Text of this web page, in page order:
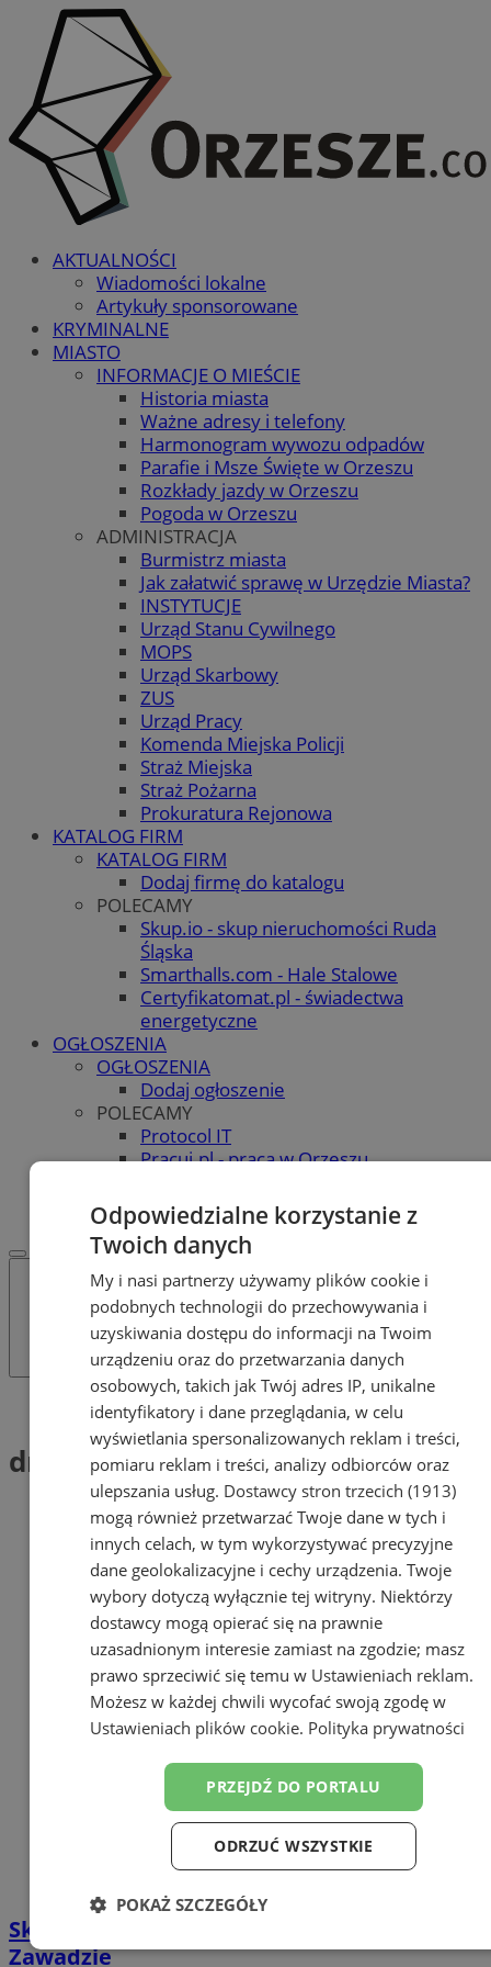
AKTUALNOŚCI
Wiadomości lokalne
Artykuły sponsorowane
KRYMINALNE
MIASTO
INFORMACJE O MIEŚCIE
Historia miasta
Ważne adresy i telefony
Harmonogram wywozu odpadów
Parafie i Msze Święte w Orzeszu
Rozkłady jazdy w Orzeszu
Pogoda w Orzeszu
ADMINISTRACJA
Burmistrz miasta
Jak załatwić sprawę w Urzędzie Miasta?
INSTYTUCJE
Urząd Stanu Cywilnego
MOPS
Urząd Skarbowy
ZUS
Urząd Pracy
Komenda Miejska Policji
Straż Miejska
Straż Pożarna
Prokuratura Rejonowa
KATALOG FIRM
KATALOG FIRM
Dodaj firmę do katalogu
POLECAMY
Skup.io - skup nieruchomości Ruda
Śląska
Smarthalls.com - Hale Stalowe
Certyfikatomat.pl - świadectwa
energetyczne
OGŁOSZENIA
OGŁOSZENIA
Dodaj ogłoszenie
POLECAMY
Protocol IT
Pracuj.pl - praca w Orzeszu
WSPÓŁPRACA
Tag: dmuchańce
dmuchańce (1)
Skocz w lato! Dzień Dziecka w Orzeszu-
Zawadzie
Odpowiedzialne korzystanie z
Twoich danych
My i nasi partnerzy używamy plików cookie i
podobnych technologii do przechowywania i
uzyskiwania dostępu do informacji na Twoim
urządzeniu oraz do przetwarzania danych
osobowych, takich jak Twój adres IP, unikalne
identyfikatory i dane przeglądania, w celu
wyświetlania spersonalizowanych reklam i treści,
pomiaru reklam i treści, analizy odbiorców oraz
ulepszania usług. Dostawcy stron trzecich (1913)
mogą również przetwarzać Twoje dane w tych i
innych celach, w tym wykorzystywać precyzyjne
dane geolokalizacyjne i cechy urządzenia. Twoje
wybory dotyczą wyłącznie tej witryny. Niektórzy
dostawcy mogą opierać się na prawnie
uzasadnionym interesie zamiast na zgodzie; masz
prawo sprzeciwić się temu w Ustawieniach reklam.
Możesz w każdej chwili wycofać swoją zgodę w
Ustawieniach plików cookie. Polityka prywatności
PRZEJDŹ DO PORTALU
ODRZUĆ WSZYSTKIE
POKAŻ SZCZEGÓŁY
Niezbędne Wydajność Targetowanie